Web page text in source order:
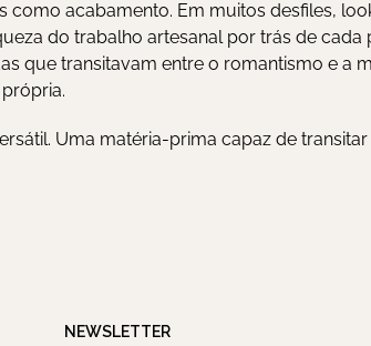
como acabamento. Em muitos desfiles,
do trabalho artesanal por trás de cada
que transitavam entre o romantismo e a
Uma matéria-prima capaz de
NEWSLETTER